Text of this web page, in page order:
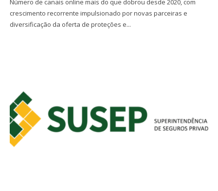
Número de canais online mais do que dobrou desde 2020, com
crescimento recorrente impulsionado por novas parceiras e
diversificação da oferta de proteções e...